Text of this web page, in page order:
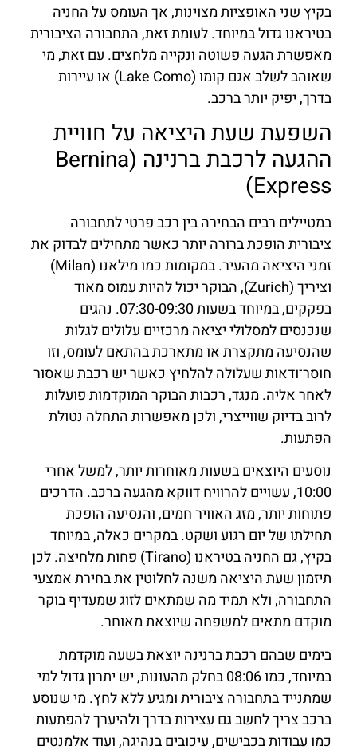
בקיץ שני האופציות מצוינות, אך העומס על החניה
בטיראנו גדול במיוחד. לעומת זאת, התחבורה הציבורית
מאפשרת הגעה פשוטה ונקייה מלחצים. עם זאת, מי
שאוהב לשלב אגם קומו (Lake Como) או עיירות
בדרך, יפיק יותר ברכב.
השפעת שעת היציאה על חוויית
ההגעה לרכבת ברנינה (Bernina
Express)
במטיילים רבים הבחירה בין רכב פרטי לתחבורה
ציבורית הופכת ברורה יותר כאשר מתחילים לבדוק את
זמני היציאה מהעיר. במקומות כמו מילאנו (Milan)
וציריך (Zurich), הבוקר יכול להיות עמוס מאוד
בפקקים, במיוחד בשעות 07:30-09:30. נהגים
שנכנסים למסלולי יציאה מרכזיים עלולים לגלות
שהנסיעה מתקצרת או מתארכת בהתאם לעומס, וזו
חוסר־ודאות שעלולה להלחיץ כאשר יש רכבת שאסור
לאחר אליה. מנגד, רכבות הבוקר המוקדמות פועלות
לרוב בדיוק שווייצרי, ולכן מאפשרות התחלה נטולת
הפתעות.
נוסעים היוצאים בשעות מאוחרות יותר, למשל אחרי
10:00, עשויים להרוויח דווקא מהגעה ברכב. הדרכים
פתוחות יותר, מזג האוויר חמים, והנסיעה הופכת
תחילתו של יום רגוע ושקט. במקרים כאלה, במיוחד
בקיץ, גם החניה בטיראנו (Tirano) פחות מלחיצה. לכן
תיזמון שעת היציאה משנה לחלוטין את בחירת אמצעי
התחבורה, ולא תמיד מה שמתאים לזוג שמעדיף בוקר
מוקדם מתאים למשפחה שיוצאת מאוחר.
בימים שבהם רכבת ברנינה יוצאת בשעה מוקדמת
במיוחד, כמו 08:06 בחלק מהעונות, יש יתרון גדול למי
שמתנייד בתחבורה ציבורית ומגיע ללא לחץ. מי שנוסע
ברכב צריך לחשב גם עצירות בדרך ולהיערך להפתעות
כמו עבודות בכבישים, עיכובים בנהיגה, ועוד אלמנטים